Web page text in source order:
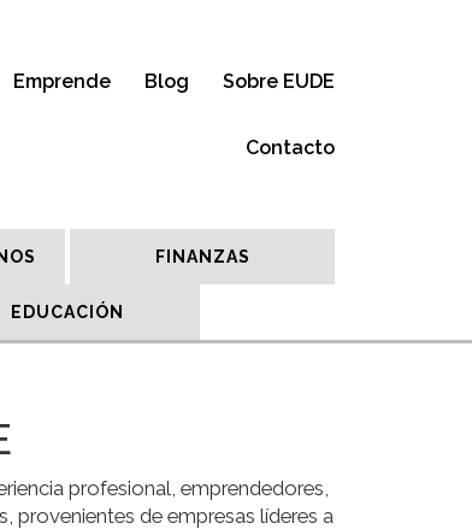
Emprende Blog Sobre EUDE
Contacto
FINANZAS
EDUCACIÓN
profesional, emprendedores,
provenientes de empresas líderes a